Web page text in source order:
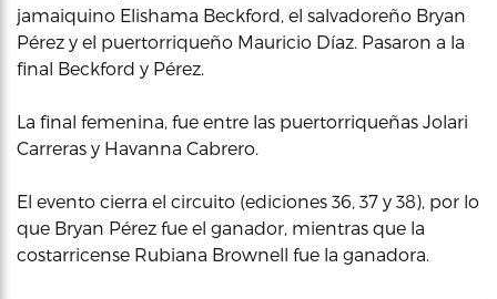
jamaiquino Elishama Beckford, el salvadoreño Bryan
Pérez y el puertorriqueño Mauricio Díaz. Pasaron a la
final Beckford y Pérez.
La final femenina, fue entre las puertorriqueñas Jolari
Carreras y Havanna Cabrero.
El evento cierra el circuito (ediciones 36, 37 y 38), por lo
que Bryan Pérez fue el ganador, mientras que la
costarricense Rubiana Brownell fue la ganadora.